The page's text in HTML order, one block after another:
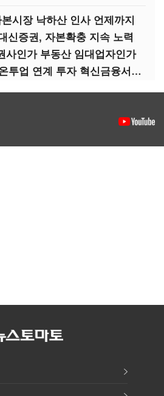
시장 낙하산 인사 언제까지
신증권, 자본확충 지속 노력
사인가 부동산 임대업자인가
금융위, 저축은행-온투업 연계 투자 혁신금융서비스로 지정